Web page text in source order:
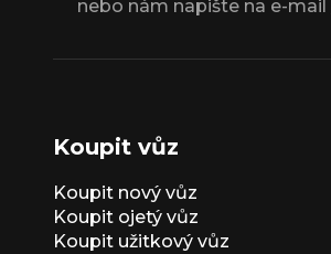
nebo nám napište na e-mail
Koupit vůz
Koupit nový vůz
Koupit ojetý vůz
Koupit užitkový vůz